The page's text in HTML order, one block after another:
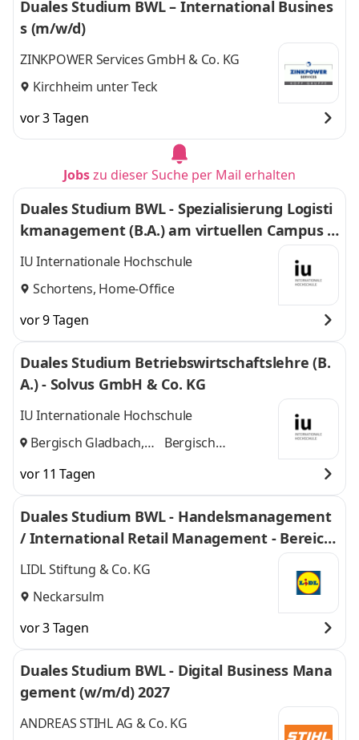
Duales Studium BWL – International Busines
s (m/w/d)
ZINKPOWER Services GmbH & Co. KG
Kirchheim unter Teck
vor 3 Tagen
Jobszu dieser Suche per Mail erhalten
Duales Studium BWL - Spezialisierung Logisti
kmanagement (B.A.) am virtuellen Campus -
Nordfrost GmbH & Co. KG
IU Internationale Hochschule
Schortens, Home-Office
vor 9 Tagen
Duales Studium Betriebswirtschaftslehre (B.
A.) - Solvus GmbH & Co. KG
IU Internationale Hochschule
Bergisch Gladbach,
Bergisch
vor 11 Tagen
Duales Studium BWL - Handelsmanagement
/ International Retail Management - Bereich
Einkauf 2027
LIDL Stiftung & Co. KG
Neckarsulm
vor 3 Tagen
Duales Studium BWL - Digital Business Mana
gement (w/m/d) 2027
ANDREAS STIHL AG & Co. KG